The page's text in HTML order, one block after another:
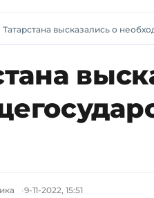
Татарстана высказались о
9-11-2022, 15:51